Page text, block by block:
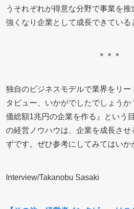
うそれぞれが得意な分野で事業を
強くなり企業として成長できている
＊＊＊
独自のビジネスモデルで業界をリー
タビュー、いかがでしたでしょう
価総額1兆円の企業を作る』という
の経営ノウハウは、企業を成長させ
ずです。ぜひ参考にしてみてはいか
Interview/Takanobu Sasaki